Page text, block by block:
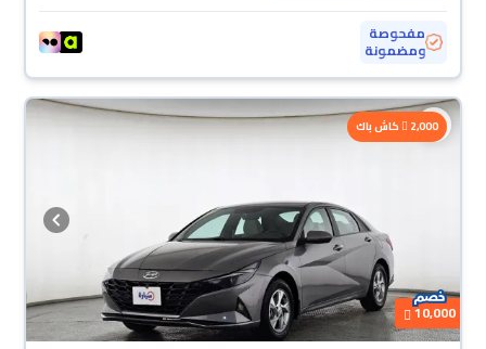
مفحوصة
ومضمونة
2,000 كاش باك
محجوزة
10,000